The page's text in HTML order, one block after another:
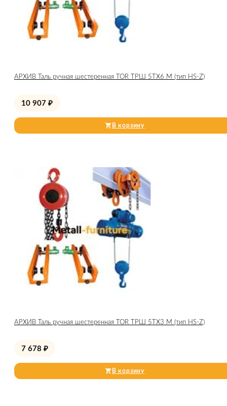
АРХИВ Таль ручная шестеренная TOR ТРШ 5ТХ6 М (тип HS-Z)
10 907 ₽
В корзину
АРХИВ Таль ручная шестеренная TOR ТРШ 5ТХ3 М (тип HS-Z)
7 678 ₽
В корзину